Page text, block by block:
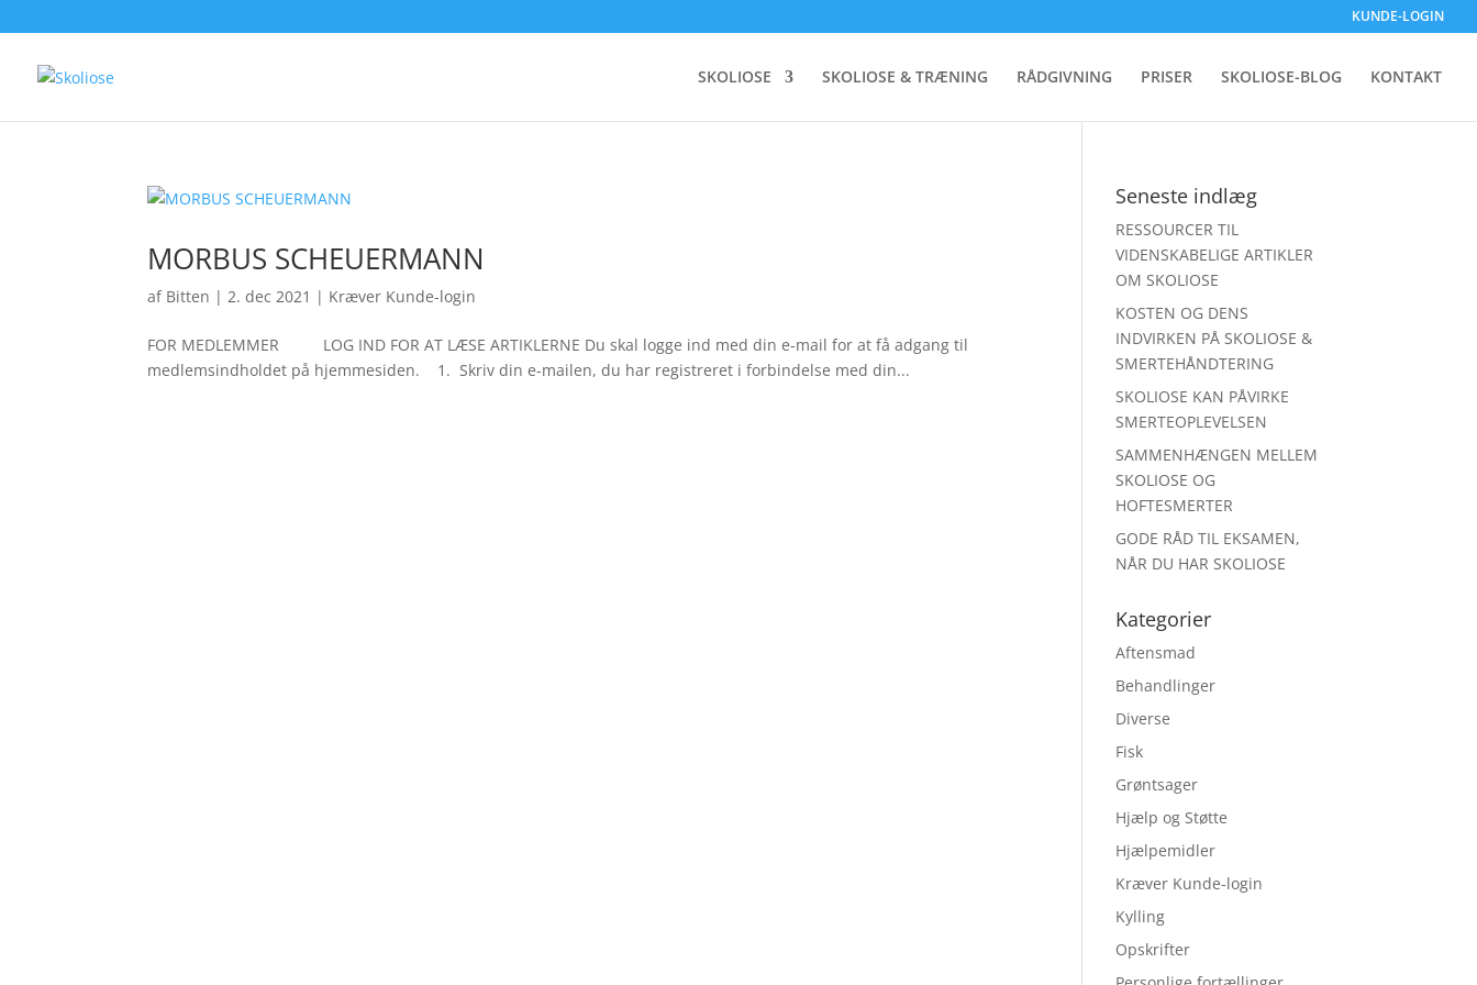
KUNDE-LOGIN
SKOLIOSE SKOLIOSE & TRÆNING RÅDGIVNING PRISER SKOLIOSE-BLOG KONTAKT
MORBUS SCHEUERMANN
af Bitten |2. dec 2021 | Kræver Kunde-login
FOR MEDLEMMER LOG IND FOR AT LÆSE ARTIKLERNE Du skal logge ind med din e-mail for at få adgang til
medlemsindholdet på hjemmesiden. 1. Skriv din e-mailen, du har registreret i forbindelse med din...
Seneste indlæg
RESSOURCER TIL
VIDENSKABELIGE ARTIKLER
OM SKOLIOSE
KOSTEN OG DENS
INDVIRKEN PÅ SKOLIOSE &
SMERTEHÅNDTERING
SKOLIOSE KAN PÅVIRKE
SMERTEOPLEVELSEN
SAMMENHÆNGEN MELLEM
SKOLIOSE OG
HOFTESMERTER
GODE RÅD TIL EKSAMEN,
NÅR DU HAR SKOLIOSE
Kategorier
Aftensmad
Behandlinger
Diverse
Fisk
Grøntsager
Hjælp og Støtte
Hjælpemidler
Kræver Kunde-login
Kylling
Opskrifter